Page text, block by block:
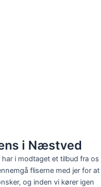
i Næstved
i modtaget et tilbud fra os
fliserne med jer for at
og inden vi kører igen